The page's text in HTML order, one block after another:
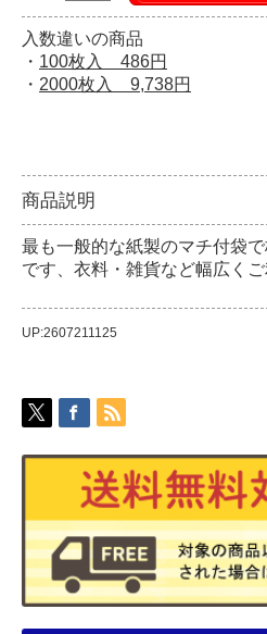
入数違いの商品
・ 100枚入 486円
・ 2000枚入 9,738円
商品説明
最も一般的な紙製のマチ付袋
です、衣料・雑貨など幅広くご
UP:2607211125